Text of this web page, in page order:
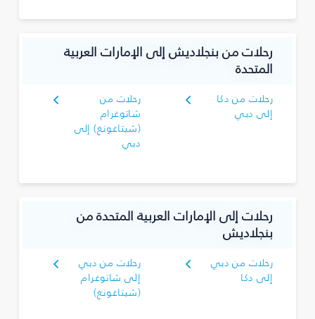
رحلات من بنجلاديش إلى الإمارات العربية
المتحدة
رحلات من دكا
إلى دبي
رحلات من
شاتوغرام
(شيتاغونغ) إلى
دبي
رحلات إلى الإمارات العربية المتحدة من
بنجلاديش
رحلات من دبي
إلى دكا
رحلات من دبي
إلى شاتوغرام
(شيتاغونغ)